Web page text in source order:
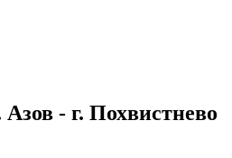
Азов - г. Похвистнево